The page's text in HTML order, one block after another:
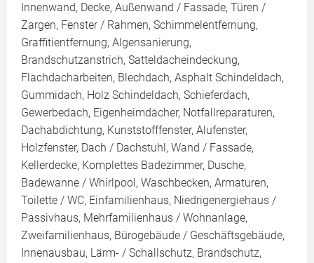
Innenwand, Decke, Außenwand / Fassade, Türen /
Zargen, Fenster / Rahmen, Schimmelentfernung,
Graffitientfernung, Algensanierung,
Brandschutzanstrich, Satteldacheindeckung,
Flachdacharbeiten, Blechdach, Asphalt Schindeldach,
Gummidach, Holz Schindeldach, Schieferdach,
Gewerbedach, Eigenheimdächer, Notfallreparaturen,
Dachabdichtung, Kunststofffenster, Alufenster,
Holzfenster, Dach / Dachstuhl, Wand / Fassade,
Kellerdecke, Komplettes Badezimmer, Dusche,
Badewanne / Whirlpool, Waschbecken, Armaturen,
Toilette / WC, Einfamilienhaus, Niedrigenergiehaus /
Passivhaus, Mehrfamilienhaus / Wohnanlage,
Zweifamilienhaus, Bürogebäude / Geschäftsgebäude,
Innenausbau, Lärm- / Schallschutz, Brandschutz,